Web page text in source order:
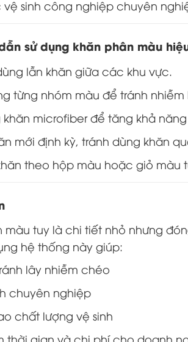
vệ sinh công nghiệp chuyên
sử dụng khăn phân màu
lẫn khăn giữa các khu vực.
từng nhóm màu để tránh nhiễm
khăn microfiber để tăng khả
mới định kỳ, tránh dùng khăn
theo hộp màu hoặc giỏ màu
màu tuy là chi tiết nhỏ nhưng
hệ thống này giúp:
lây nhiễm chéo
chuyên nghiệp
chất lượng vệ sinh
thời gian và chi phí cho doanh